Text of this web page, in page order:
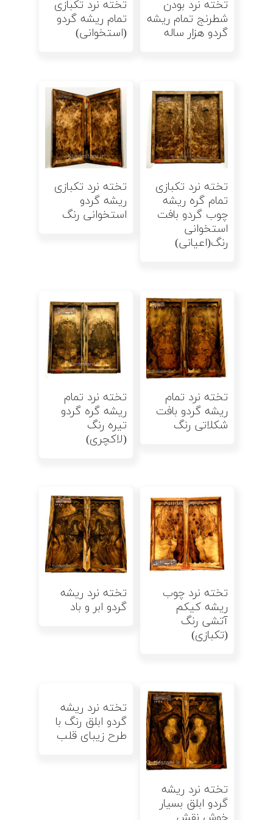
تخته نرد بودن
شطرنج تمام ریشه
گردو هزار ساله
تخته نرد تکبازی
تمام ریشه گردو
(استخوانی)
اطلاعات بیشتر
تخته نرد تکبازی
تمام گره ریشه
چوب گردو بافت
استخوانی
رنگ(اعیانی)
اطلاعات بیشتر
تخته نرد تکبازی
ریشه گردو
استخوانی رنگ
اطلاعات بیشتر
تخته نرد تمام
ریشه گردو بافت
شکلاتی رنگ
اطلاعات بیشتر
تخته نرد تمام
ریشه گره گردو
تیره رنگ
(لاکچری)
اطلاعات بیشتر
تخته نرد چوب
ریشه کیکم
آتشی رنگ
(تکبازی)
اطلاعات بیشتر
تخته نرد ریشه
گردو ابر و باد
اطلاعات بیشتر
تخته نرد ریشه
گردو ابلق بسیار
اطلاعات بیشتر
تخته نرد ریشه
گردو ابلق رنگ با
طرح زیبای قلب